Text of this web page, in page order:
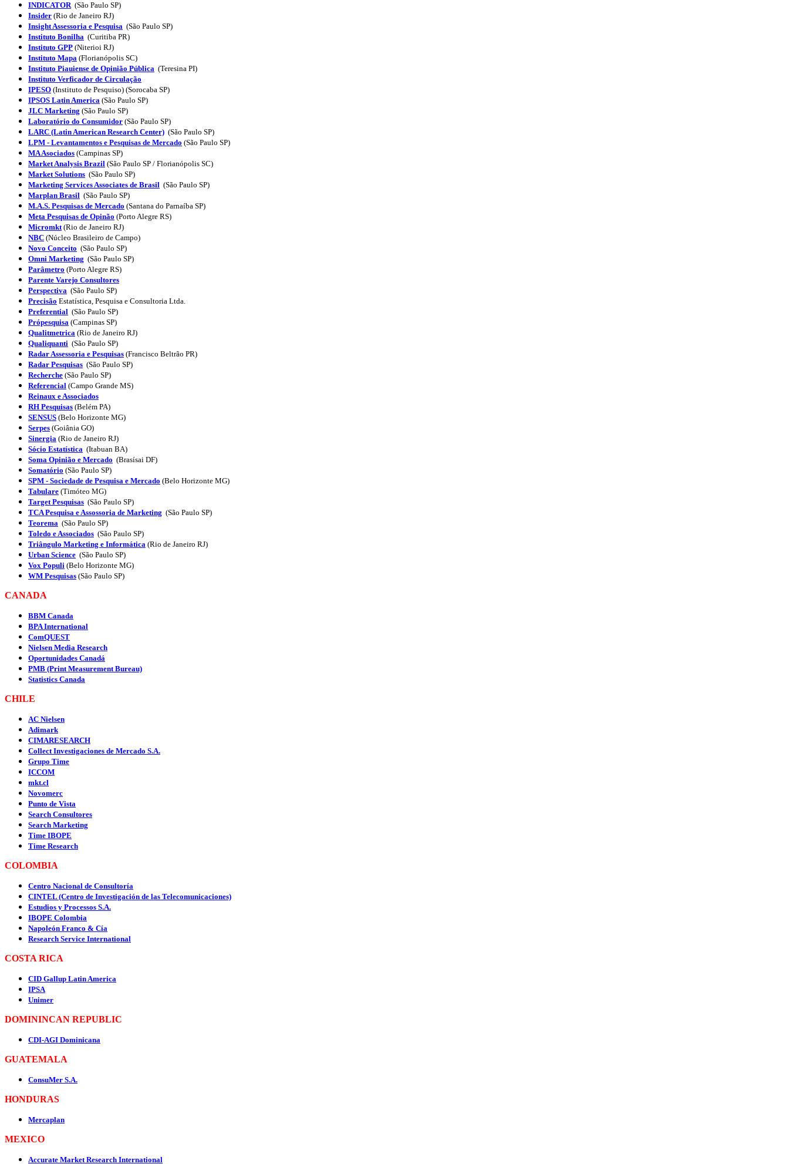
INDICATOR(São Paulo SP)
Insider (Rio de Janeiro RJ)
Insight Assessoria e Pesquisa (São Paulo SP)
Instituto Bonilha (Curitiba PR)
Instituto GPP (Niterioi RJ)
Instituto Mapa (Florianópolis SC)
Instituto Piauiense de Opinião Pública (Teresina PI)
Instituto Verficador de Circulação
IPESO (Instituto de Pesquiso) (Sorocaba SP)
IPSOS Latin America (São Paulo SP)
JLC Marketing (São Paulo SP)
Laboratório do Consumidor (São Paulo SP)
LARC (Latin American Research Center) (São Paulo SP)
LPM - Levantamentos e Pesquisas de Mercado (São Paulo SP)
MA Asociados (Campinas SP)
Market Analysis Brazil (São Paulo SP / Florianópolis SC)
Market Solutions (São Paulo SP)
Marketing Services Associates de Brasil (São Paulo SP)
Marplan Brasil (São Paulo SP)
M.A.S. Pesquisas de Mercado (Santana do Parnaíba SP)
Meta Pesquisas de Opinão (Porto Alegre RS)
Micromkt(Rio de Janeiro RJ)
NBC (Núcleo Brasileiro de Campo)
Novo Conceito (São Paulo SP)
Omni Marketing (São Paulo SP)
Parâmetro (Porto Alegre RS)
Parente Varejo Consultores
Perspectiva (São Paulo SP)
Precisão Estatística, Pesquisa e Consultoria Ltda.
Preferential (São Paulo SP)
Própesquisa (Campinas SP)
Qualitmetrica (Rio de Janeiro RJ)
Qualiquanti (São Paulo SP)
Radar Assessoria e Pesquisas (Francisco Beltrão PR)
Radar Pesquisas (São Paulo SP)
Recherche (São Paulo SP)
Referencial (Campo Grande MS)
Reinaux e Associados
RH Pesquisas (Belém PA)
SENSUS (Belo Horizonte MG)
Serpes (Goiânia GO)
Sinergia (Rio de Janeiro RJ)
Sócio Estatística (Itabuan BA)
Soma Opinião e Mercado (Brasísai DF)
Somatório (São Paulo SP)
SPM - Sociedade de Pesquisa e Mercado (Belo Horizonte MG)
Tabulare (Timóteo MG)
Target Pesquisas (São Paulo SP)
TCA Pesquisa e Assossoria de Marketing (São Paulo SP)
Teorema (São Paulo SP)
Toledo e Associados (São Paulo SP)
Triângulo Marketing e Informática (Rio de Janeiro RJ)
Urban Science (São Paulo SP)
Vox Populi (Belo Horizonte MG)
WM Pesquisas (São Paulo SP)
CANADA
BBM Canada
BPA International
ComQUEST
Nielsen Media Research
Oportunidades Canadá
PMB (Print Measurement Bureau)
Statistics Canada
CHILE
AC Nielsen
Adimark
CIMARESEARCH
Collect Investigaciones de Mercado S.A.
Grupo Time
ICCOM
mkt.cl
Novomerc
Punto de Vista
Search Consultores
Search Marketing
Time IBOPE
Time Research
COLOMBIA
Centro Nacional de Consultoría
CINTEL (Centro de Investigación de las Telecomunicaciones)
Estudios y Processos S.A.
IBOPE Colombia
Napoleón Franco & Cía
Research Service International
COSTA RICA
CID Gallup Latin America
IPSA
Unimer
DOMININCAN REPUBLIC
CDI-AGI Dominicana
GUATEMALA
ConsuMer S.A.
HONDURAS
Mercaplan
MEXICO
Accurate Market Research International